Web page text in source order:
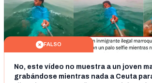
FALSO
No, este vídeo no muestra a un joven
grabándose mientras nada a Ceuta